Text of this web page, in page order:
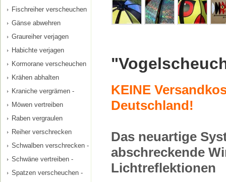
Fischreiher verscheuchen
Gänse abwehren
Graureiher verjagen
Habichte verjagen
Kormorane verscheuchen
Krähen abhalten
Kraniche vergrämen -
Möwen vertreiben
Raben vergraulen
Reiher verschrecken
Schwalben verschrecken -
Schwäne vertreiben -
Spatzen verscheuchen -
KEINE
Deutschland!
Das neuartige
abschreckende
Lichtreflektionen